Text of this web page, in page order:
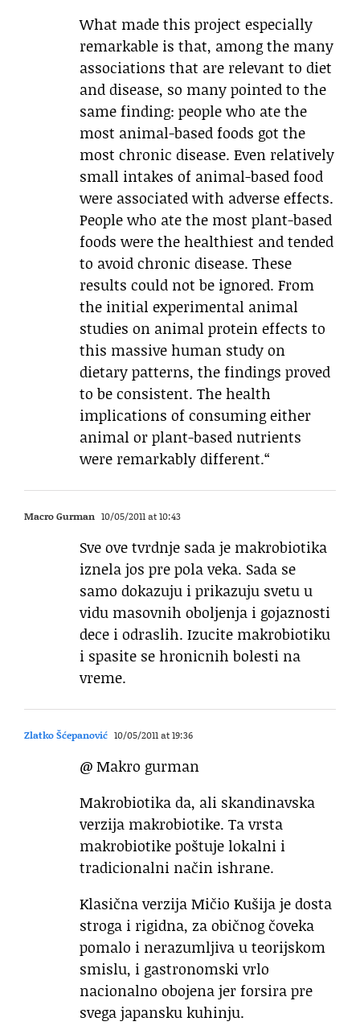
What made this project especially
remarkable is that, among the many
associations that are relevant to diet
and disease, so many pointed to the
same finding: people who ate the
most animal-based foods got the
most chronic disease. Even relatively
small intakes of animal-based food
were associated with adverse effects.
People who ate the most plant-based
foods were the healthiest and tended
to avoid chronic disease. These
results could not be ignored. From
the initial experimental animal
studies on animal protein effects to
this massive human study on
dietary patterns, the findings proved
to be consistent. The health
implications of consuming either
animal or plant-based nutrients
were remarkably different.“
Macro Gurman 10/05/2011 at 10:43
Sve ove tvrdnje sada je makrobiotika
iznela jos pre pola veka. Sada se
samo dokazuju i prikazuju svetu u
vidu masovnih oboljenja i gojaznosti
dece i odraslih. Izucite makrobiotiku
i spasite se hronicnih bolesti na
vreme.
Zlatko Šćepanović 10/05/2011 at 19:36
@ Makro gurman
Makrobiotika da, ali skandinavska
verzija makrobiotike. Ta vrsta
makrobiotike poštuje lokalni i
tradicionalni način ishrane.
Klasična verzija Mičio Kušija je dosta
stroga i rigidna, za običnog čoveka
pomalo i nerazumljiva u teorijskom
smislu, i gastronomski vrlo
nacionalno obojena jer forsira pre
svega japansku kuhinju.